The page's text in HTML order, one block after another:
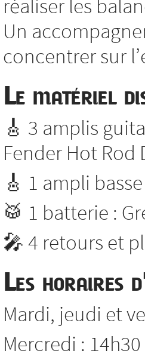
réaliser les
Un
concentrer sur
Le matériel
🎸 3 amplis
Fender Hot Rod
🎸 1 ampli
🥁 1 batterie :
🎤 4 retours et
Les horaires
Mardi, jeudi et
Mercredi :